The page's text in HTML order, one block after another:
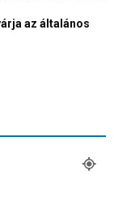
az általános